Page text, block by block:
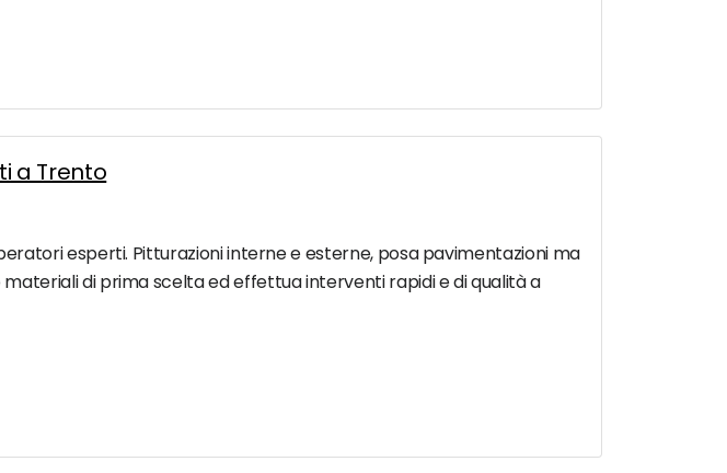
a Trento
esperti. Pitturazioni interne e esterne, posa pavimentazioni ma
di prima scelta ed effettua interventi rapidi e di qualità a